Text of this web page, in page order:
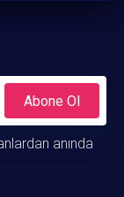
Abone Ol
anında